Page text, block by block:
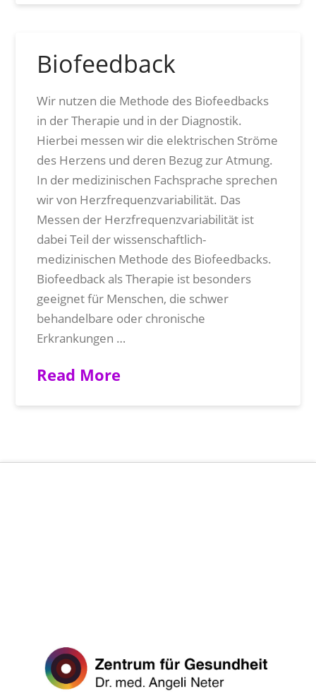
Biofeedback
Wir nutzen die Methode des Biofeedbacks
in der Therapie und in der Diagnostik.
Hierbei messen wir die elektrischen Ströme
des Herzens und deren Bezug zur Atmung.
In der medizinischen Fachsprache sprechen
wir von Herzfrequenzvariabilität. Das
Messen der Herzfrequenzvariabilität ist
dabei Teil der wissenschaftlich-
medizinischen Methode des Biofeedbacks.
Biofeedback als Therapie ist besonders
geeignet für Menschen, die schwer
behandelbare oder chronische
Erkrankungen …
Read More